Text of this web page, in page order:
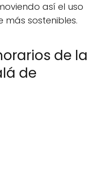
así el uso
sostenibles.
de la
de